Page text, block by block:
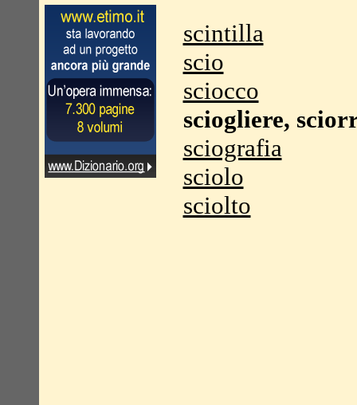
scintilla
scio
sciocco
sciogliere,
sciografia
sciolo
sciolto